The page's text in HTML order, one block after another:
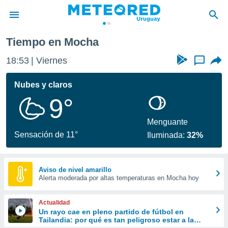
de
ha
calidad.
a este
las
y
forma
digital
basada
Tiempo en Mocha
18:53 Viernes ...
Nubes y claros
9°
Sensación de 11°
Menguante
Iluminada:32%
Aviso de nivel amarillo
Alerta moderada por altas temperaturas en Mocha hoy
Actualidad
Un rayo cae en pleno partido de fútbol en
Tailandia: por qué es tan peligroso estar a la